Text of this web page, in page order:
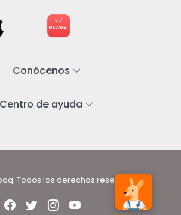
Conócenos
Centro de ayuda
Todos los derechos reservados.